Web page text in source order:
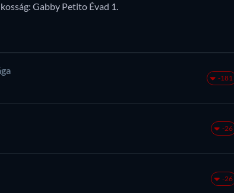
Gabby Petito Évad 1.
-181
-26
-26